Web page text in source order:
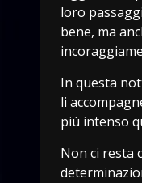
loro
bene, ma
In questa
li
più intenso
Non ci resta